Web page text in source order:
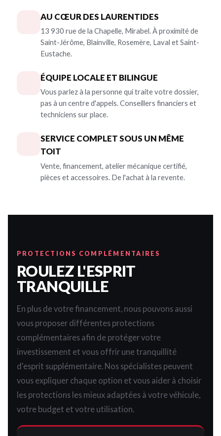
AU CŒUR DES LAURENTIDES
13 930 rue de la Chapelle, Mirabel. À proximité de
Saint-Jérôme, Blainville, Rosemère, Laval et Saint-
Eustache.
ÉQUIPE LOCALE ET BILINGUE
Vous parlez à la personne qui traite votre dossier,
pas à un centre d'appels. Conseillers financiers et
techniciens sur place.
SERVICE COMPLET SOUS UN MÊME
TOIT
Vente, financement, atelier mécanique certifié,
pièces et accessoires. De l'achat à la revente.
PROTECTIONS COMPLÉMENTAIRES
ROULEZ L'ESPRIT
TRANQUILLE
En plus de votre financement, nous pouvons aussi
vous proposer différentes protections
complémentaires afin de protéger votre
investissement et vous offrir une tranquillité
d'esprit supplémentaire. Nos spécialistes peuvent
vous expliquer chaque option et vous aider à choisir
les protections les mieux adaptées à votre véhicule,
votre budget et votre utilisation.